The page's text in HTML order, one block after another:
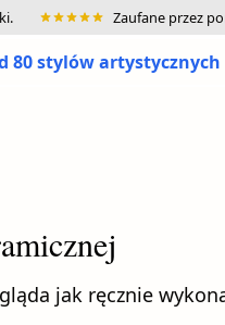
Zaufane przez
80 stylów artystycznych
jak ręcznie